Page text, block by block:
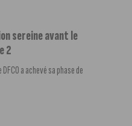
sereine avant le
2
a achevé sa phase de